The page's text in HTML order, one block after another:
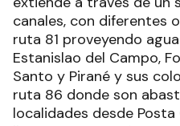
canales, con diferentes
ruta 81 proveyendo
Estanislao del Campo,
Santo y Pirané y sus
ruta 86 donde son
localidades desde